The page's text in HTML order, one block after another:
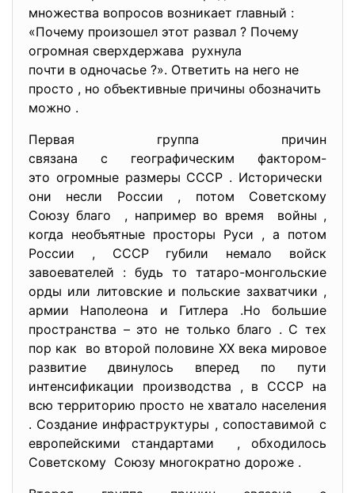
множества вопросов возникает главный :
«Почему произошел этот развал ? Почему
огромная сверхдержава рухнула
почти в одночасье ?». Ответить на него не
просто , но объективные причины обозначить
можно .
Первая группа причин
связана с географическим фактором-
это огромные размеры СССР . Исторически
они несли России , потом Советскому
Союзу благо , например во время войны ,
когда необъятные просторы Руси , а потом
России , СССР губили немало войск
завоевателей : будь то татаро-монгольские
орды или литовские и польские захватчики ,
армии Наполеона и Гитлера .Но большие
пространства – это не только благо . С тех
пор как во второй половине ХХ века мировое
развитие двинулось вперед по пути
интенсификации производства , в СССР на
всю территорию просто не хватало населения
. Создание инфраструктуры , сопоставимой с
европейскими стандартами , обходилось
Советскому Союзу многократно дороже .